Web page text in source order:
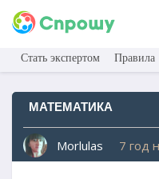
Стать экспертом Правила
МАТЕМАТИКА
Morlulas 7 год